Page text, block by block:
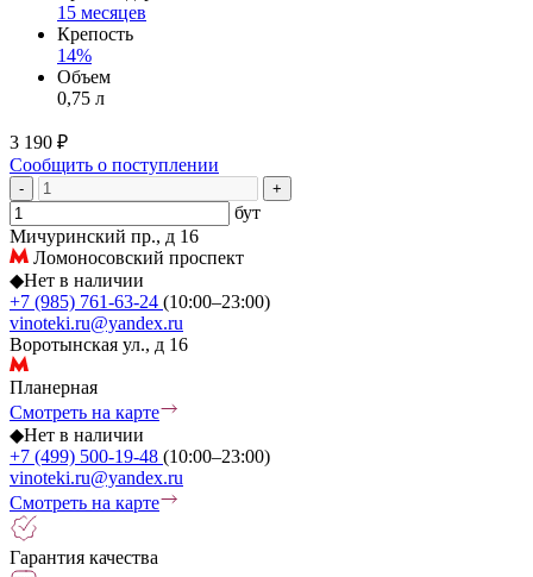
15 месяцев
Крепость
14%
Объем
0,75 л
3 190 ₽
Сообщить о поступлении
- +
бут
Мичуринский пр., д 16
Ломоносовский проспект
◆Нет в наличии
+7 (985) 761-63-24 (10:00–23:00)
vinoteki.ru@yandex.ru
Воротынская ул., д 16
Планерная
Смотреть на карте
◆Нет в наличии
+7 (499) 500-19-48 (10:00–23:00)
vinoteki.ru@yandex.ru
Смотреть на карте
Гарантия качества